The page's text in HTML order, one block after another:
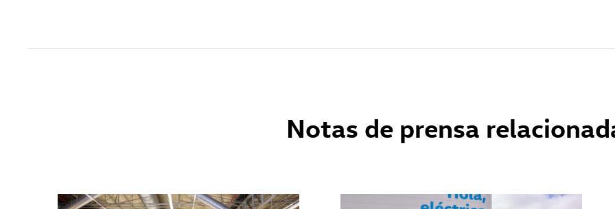
Notas de prensa